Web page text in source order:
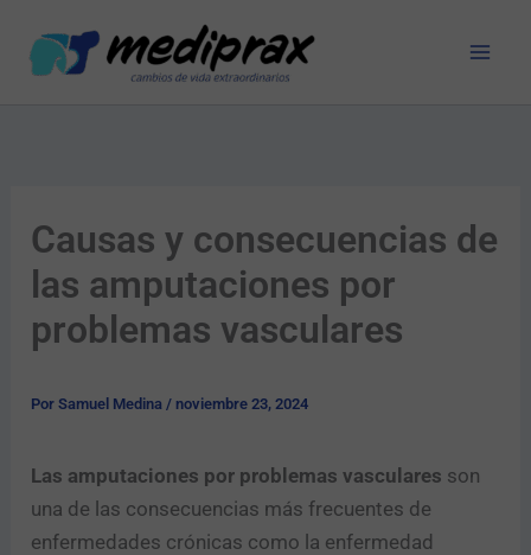
contenido
Causas y consecuencias de
las amputaciones por
problemas vasculares
PorSamuel Medina / noviembre 23, 2024
Las amputaciones por problemas vasculares son
una de las consecuencias más frecuentes de
enfermedades crónicas como la enfermedad